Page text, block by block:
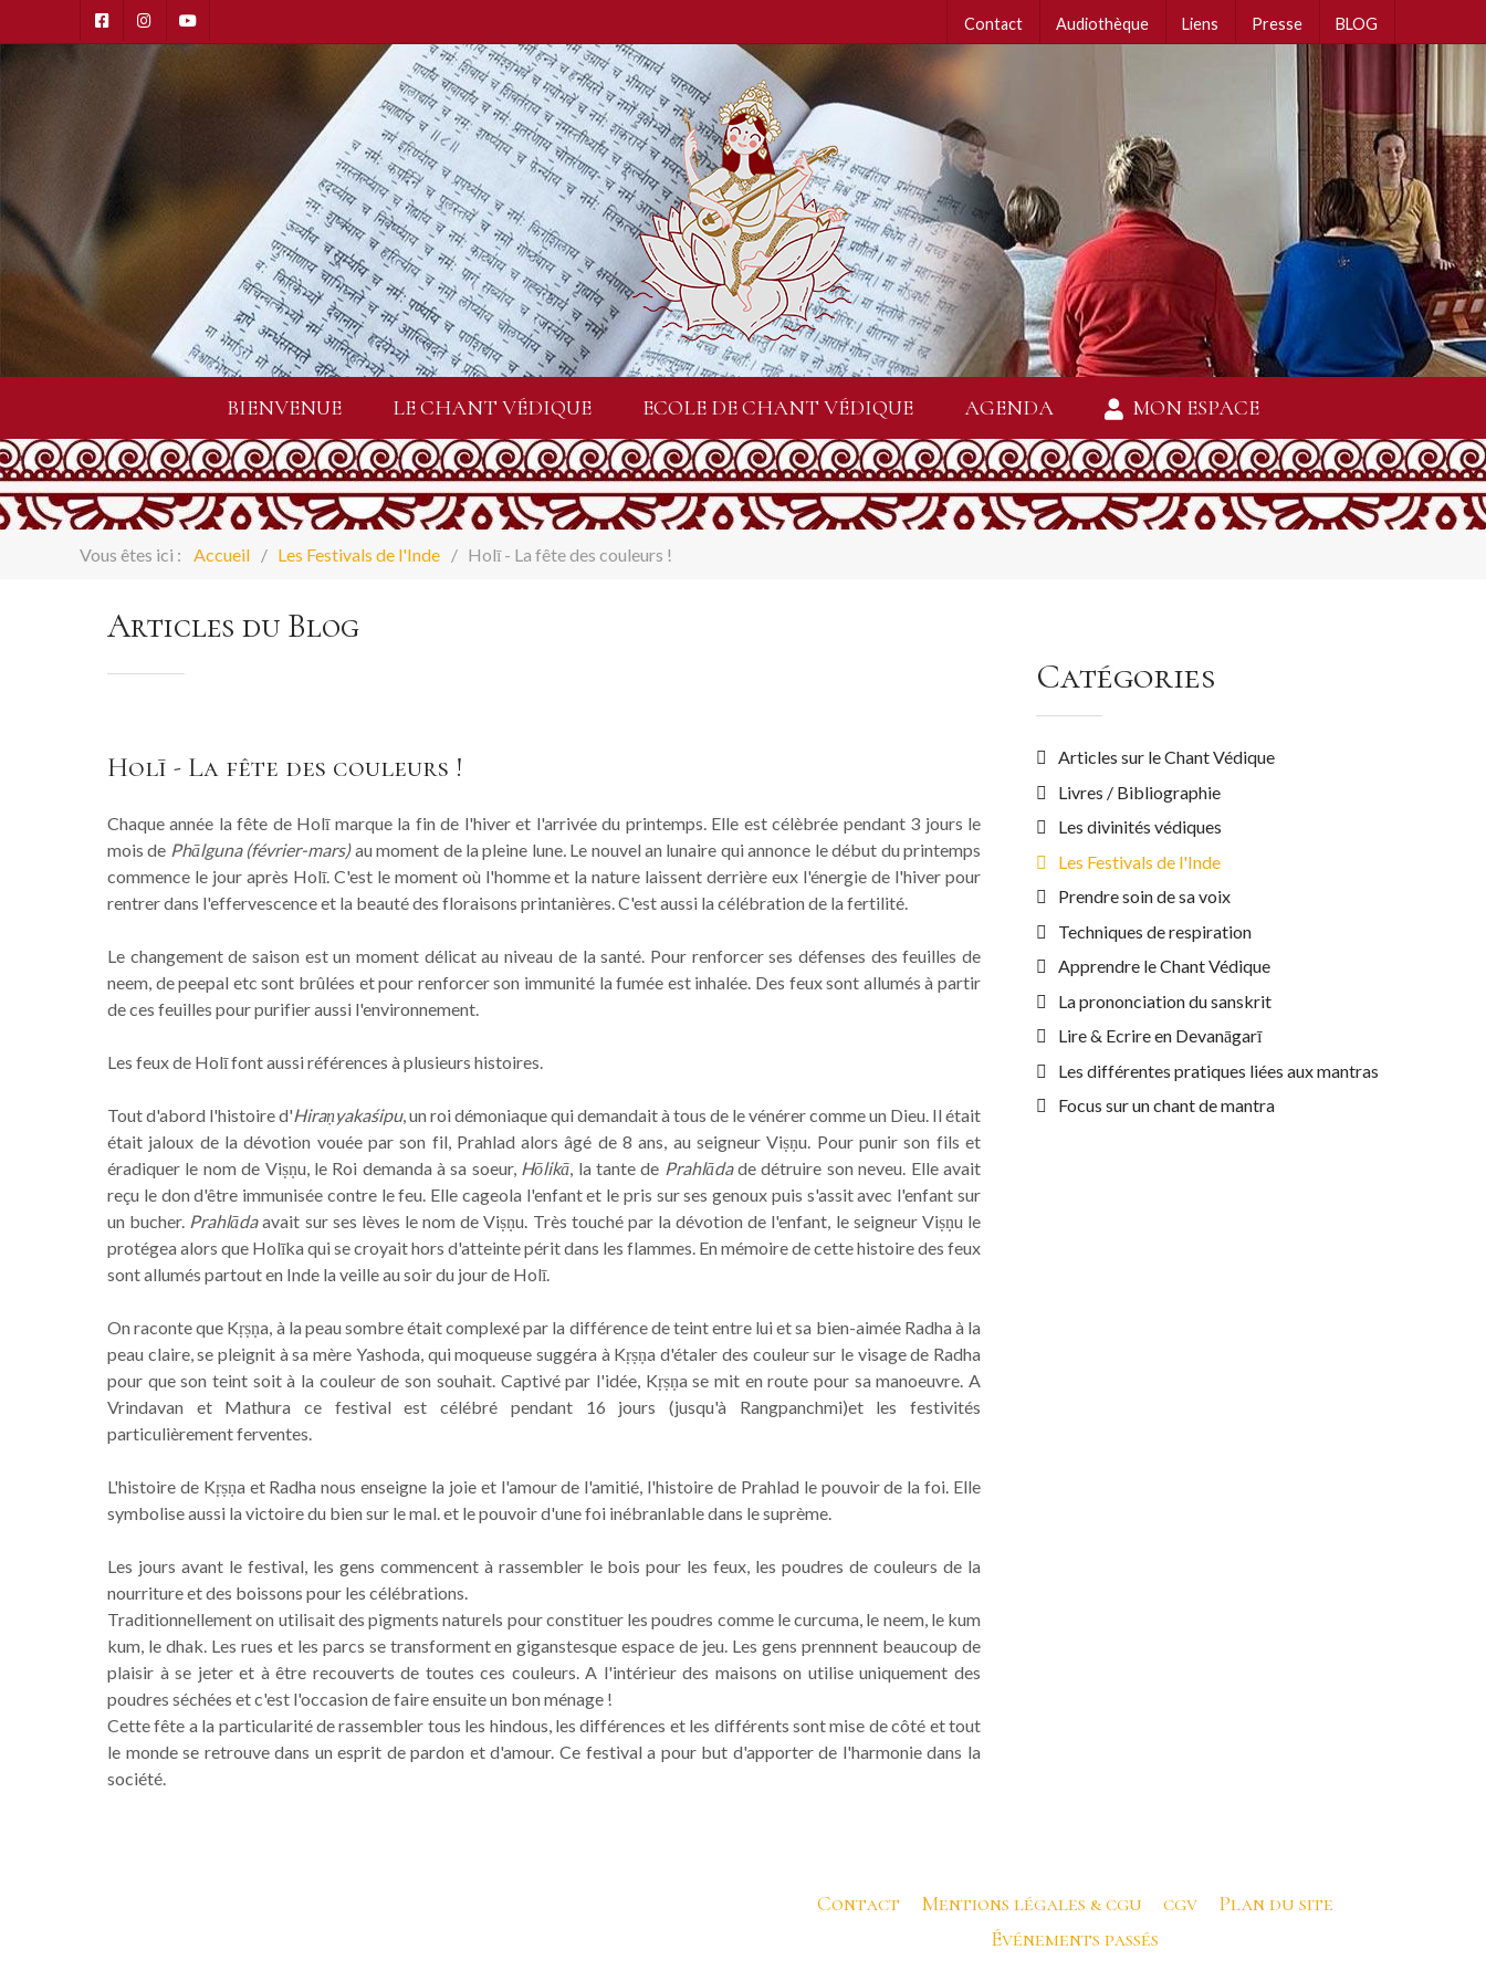
Contact Audiothèque Liens Presse BLOG
BIENVENUE LE CHANT VÉDIQUE ECOLE DE CHANT VÉDIQUE AGENDA MON ESPACE
Vous êtes ici : Accueil Les Festivals de l'Inde Holī - La fête des couleurs !
Articles du Blog
Holī - La fête des couleurs !
Chaque année la fête de Holī marque la fin de l'hiver et l'arrivée du printemps. Elle est célèbrée pendant 3 jours le
mois de Phālguna (février-mars)au moment de la pleine lune. Le nouvel an lunaire qui annonce le début du printemps
commence le jour après Holī. C'est le moment où l'homme et la nature laissent derrière eux l'énergie de l'hiver pour
rentrer dans l'effervescence et la beauté des floraisons printanières. C'est aussi la célébration de la fertilité.
Le changement de saison est un moment délicat au niveau de la santé. Pour renforcer ses défenses des feuilles de
neem, de peepal etc sont brûlées et pour renforcer son immunité la fumée est inhalée. Des feux sont allumés à partir
de ces feuilles pour purifier aussi l'environnement.
Les feux de Holī font aussi références à plusieurs histoires.
Tout d'abord l'histoire d'Hiraṇyakaśipu, un roi démoniaque qui demandait à tous de le vénérer comme un Dieu. Il était
était jaloux de la dévotion vouée par son fil, Prahlad alors âgé de 8 ans, au seigneur Viṣṇu. Pour punir son fils et
éradiquer le nom de Viṣṇu, le Roi demanda à sa soeur, Hōlikā, la tante de Prahlādade détruire son neveu. Elle avait
reçu le don d'être immunisée contre le feu. Elle cageola l'enfant et le pris sur ses genoux puis s'assit avec l'enfant sur
un bucher. Prahlādaavait sur ses lèves le nom de Viṣṇu. Très touché par la dévotion de l'enfant, le seigneur Viṣṇu le
protégea alors que Holīka qui se croyait hors d'atteinte périt dans les flammes. En mémoire de cette histoire des feux
sont allumés partout en Inde la veille au soir du jour de Holī.
On raconte que Kṛṣṇa, à la peau sombre était complexé par la différence de teint entre lui et sa bien-aimée Radha à la
peau claire, se pleignit à sa mère Yashoda, qui moqueuse suggéra à Kṛṣṇa d'étaler des couleur sur le visage de Radha
pour que son teint soit à la couleur de son souhait. Captivé par l'idée, Kṛṣṇa se mit en route pour sa manoeuvre. A
Vrindavan et Mathura ce festival est célébré pendant 16 jours (jusqu'à Rangpanchmi)et les festivités
particulièrement ferventes.
L'histoire de Kṛṣṇa et Radha nous enseigne la joie et l'amour de l'amitié, l'histoire de Prahlad le pouvoir de la foi. Elle
symbolise aussi la victoire du bien sur le mal. et le pouvoir d'une foi inébranlable dans le suprème.
Les jours avant le festival, les gens commencent à rassembler le bois pour les feux, les poudres de couleurs de la
nourriture et des boissons pour les célébrations.
Traditionnellement on utilisait des pigments naturels pour constituer les poudres comme le curcuma, le neem, le kum
kum, le dhak. Les rues et les parcs se transforment en giganstesque espace de jeu. Les gens prennnent beaucoup de
plaisir à se jeter et à être recouverts de toutes ces couleurs. A l'intérieur des maisons on utilise uniquement des
poudres séchées et c'est l'occasion de faire ensuite un bon ménage !
Cette fête a la particularité de rassembler tous les hindous, les différences et les différents sont mise de côté et tout
le monde se retrouve dans un esprit de pardon et d'amour. Ce festival a pour but d'apporter de l'harmonie dans la
société.
Catégories
Articles sur le Chant Védique
Livres / Bibliographie
Les divinités védiques
Les Festivals de l'Inde
Prendre soin de sa voix
Techniques de respiration
Apprendre le Chant Védique
La prononciation du sanskrit
Lire & Ecrire en Devanāgarī
Les différentes pratiques liées aux mantras
Focus sur un chant de mantra
Contact Mentions légales & cgu cgv
Plan du site
Événements passés